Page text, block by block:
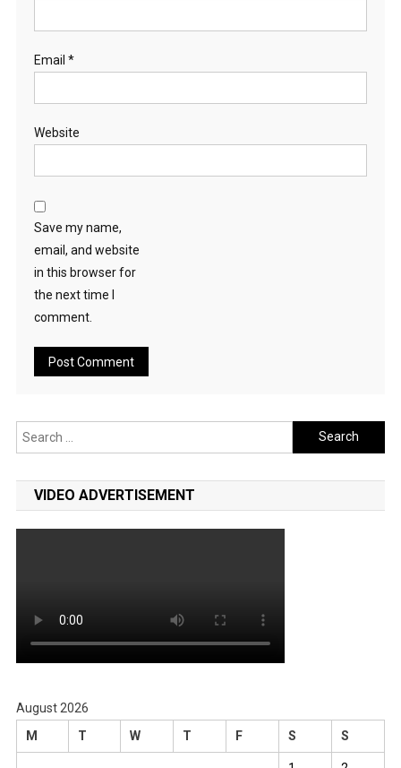
Email *
Website
Save my name,
email, and website
in this browser for
the next time I
comment.
Search
for:
VIDEO ADVERTISEMENT
August 2026
M
T W T F S S